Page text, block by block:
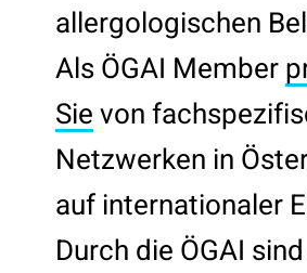
allergologischen
Als ÖGAI Member
Sievon
Netzwerken in
auf internationaler
Durch die ÖGAI